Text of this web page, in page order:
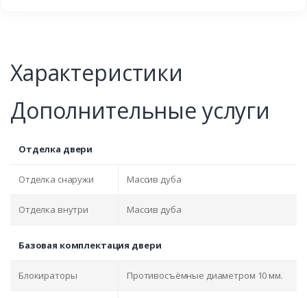
Характеристики
Дополнительные услуги
Отделка двери
Отделка снаружи Массив дуба
Отделка внутри Массив дуба
Базовая комплектация двери
Блокираторы Противосъёмные диаметром 10 мм.